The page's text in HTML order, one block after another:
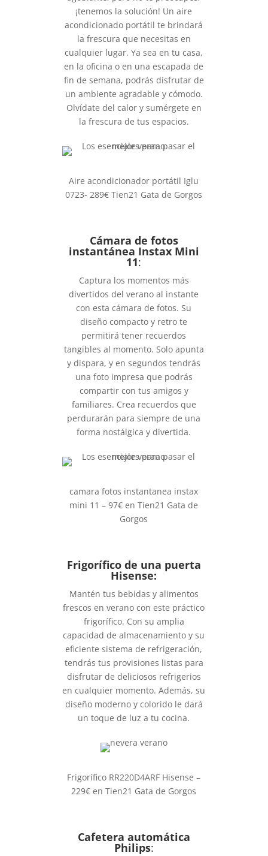
¡tenemos la solución! Un aire
acondicionado portátil te brindará
la frescura que necesitas en
cualquier lugar. Ya sea en tu casa,
en la oficina o en una escapada de
fin de semana, podrás disfrutar de
un ambiente agradable y cómodo.
Olvídate del calor y sumérgete en
la frescura de tus espacios.
Aire acondicionador portátil Iglu
0723- 289€ Tien21 Gata de Gorgos
Cámara de fotos
instantánea Instax Mini
11:
Captura los momentos más
divertidos del verano al instante
con esta cámara de fotos. Su
diseño compacto y retro te
permitirá tener recuerdos
tangibles al momento. Solo apunta
y dispara, y en segundos tendrás
una foto impresa que podrás
compartir con tus amigos y
familiares. Crea recuerdos que
perdurarán para siempre de una
forma nostálgica y divertida.
camara fotos instantanea instax
mini 11 – 97€ en Tien21 Gata de
Gorgos
Frigorífico de una puerta
Hisense:
Mantén tus bebidas y alimentos
frescos en verano con este práctico
frigorífico. Con su amplia
capacidad de almacenamiento y su
eficiente sistema de refrigeración,
tendrás tus provisiones listas para
disfrutar de deliciosos refrigerios
en cualquier momento. Además, su
diseño moderno y colorido le dará
un toque de luz a tu cocina.
Frigorífico RR220D4ARF Hisense –
229€ en Tien21 Gata de Gorgos
Cafetera automática
Philips: